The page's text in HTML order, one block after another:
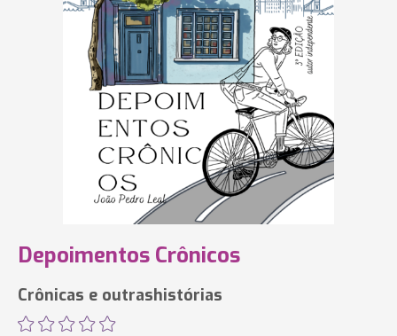
Depoimentos Crônicos
Crônicas e outrashistórias